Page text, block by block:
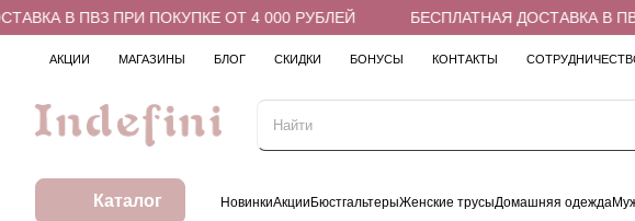
В ПВЗ ПРИ ПОКУПКЕ ОТ 4 000 РУБЛЕЙ БЕСПЛАТНАЯ ДОСТАВКА В ПВЗ
АКЦИИ МАГАЗИНЫ БЛОГ СКИДКИ БОНУСЫ КОНТАКТЫ
Каталог НовинкиАкцииБюстгальтерыЖенские трусыДомашняя одежда